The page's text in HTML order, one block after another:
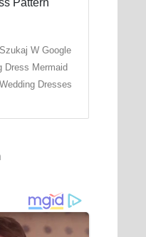
W Google
Dress Mermaid
Dresses